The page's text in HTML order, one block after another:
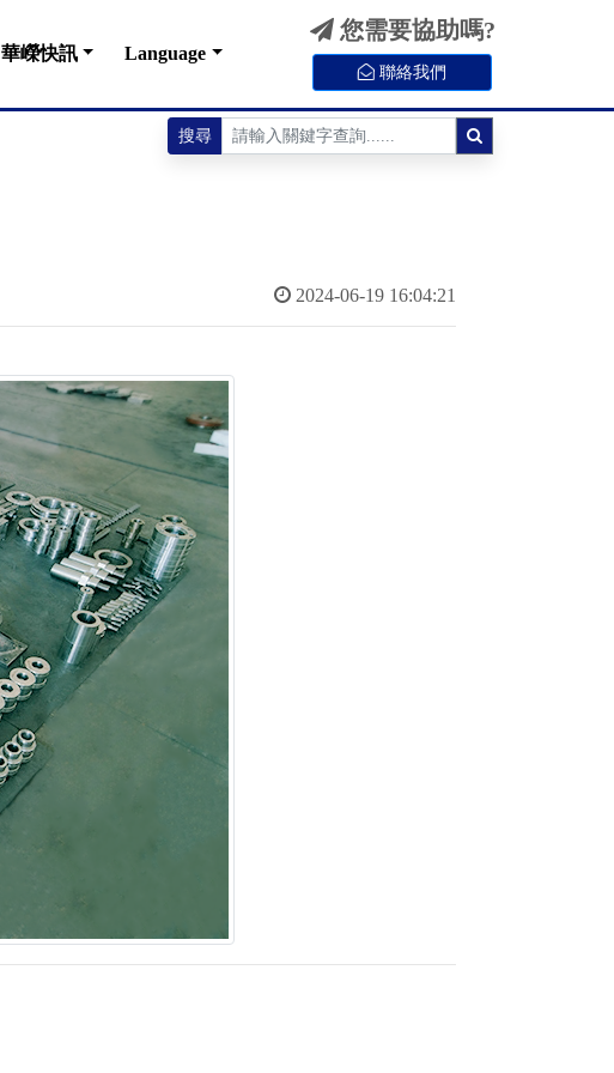
華嶸快訊 Language
您需要協助嗎?
聯絡我們
搜尋
2024-06-19 16:04:21